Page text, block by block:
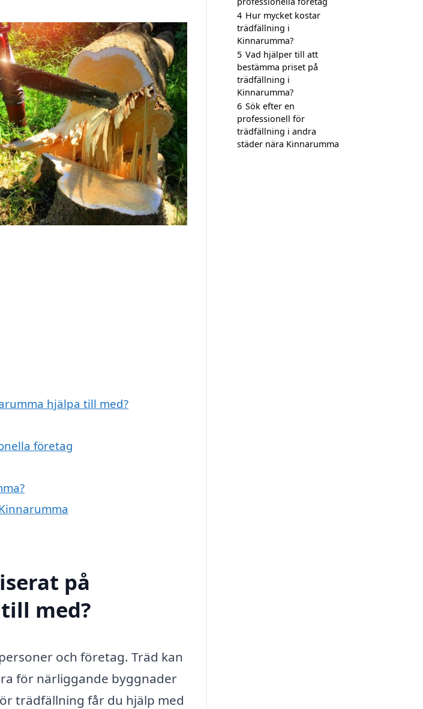
hjälpa till med?
företag
på
med?
och företag. Träd kan
för närliggande byggnader
trädfällning får du hjälp med
4 Hur mycket kostar
trädfällning i
Kinnarumma?
5 Vad hjälper till att
bestämma priset på
trädfällning i
Kinnarumma?
6 Sök efter en
professionell för
trädfällning i andra
städer nära Kinnarumma